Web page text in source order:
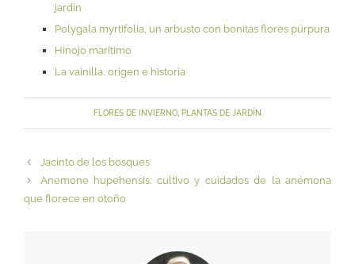
jardín
Polygala myrtifolia, un arbusto con bonitas flores púrpura
Hinojo marítimo
La vainilla, origen e historia
FLORES DE INVIERNO, PLANTAS DE JARDÍN
Jacinto de los bosques
Anemone hupehensis: cultivo y cuidados de la anémona
que florece en otoño